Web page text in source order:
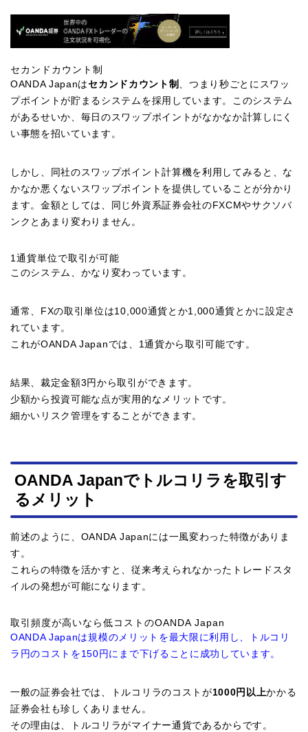
セカンドカウント制
OANDA Japanはセカンドカウント制
、つまり秒ごとにスワッ
プポイントが貯まるシステムを採用しています。このシステム
があるせいか、毎日のスワップポイントがなかなか計算しにく
い事態を招いています。
しかし、同社のスワップポイント計算機を利用してみると、な
かなか悪くないスワップポイントを提供していることが分かり
ます。金額としては、同じ外資系証券会社のFXCMやサクソバ
ンクとあまり変わりません。
1通貨単位で取引が可能
このシステム、かなり変わっています。
通常、FXの取引単位は10,000通貨とか1,000通貨とかに設定さ
れています。
これがOANDA Japanでは、1通貨から取引可能です。
結果、裁定金額3円から取引ができます。
少額から投資可能な点が実用的なメリットです。
細かいリスク管理をすることができます。
OANDA Japanでトルコリラを取引す
るメリット
前述のように、OANDA Japanには一風変わった特徴がありま
す。
これらの特徴を活かすと、従来考えられなかったトレードスタ
イルの発想が可能になります。
取引頻度が高いなら低コストのOANDA Japan
OANDA Japanは規模のメリットを最大限に利用し、トルコリ
ラ円のコストを150円にまで下げることに成功しています。
一般の証券会社では、トルコリラのコストが1000円以上かかる
証券会社も珍しくありません。
その理由は、トルコリラがマイナー通貨であるからです。